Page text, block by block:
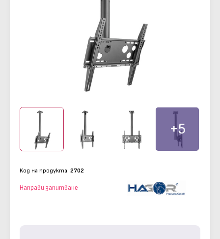
+5
Код на продукта: 2702
Направи запитване